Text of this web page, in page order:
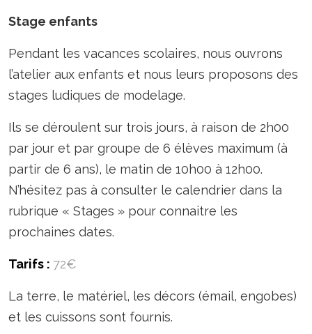
Stage enfants
Pendant les vacances scolaires, nous ouvrons
l’atelier aux enfants et nous leurs proposons des
stages ludiques de modelage.
Ils se déroulent sur trois jours, à raison de 2h00
par jour et par groupe de 6 élèves maximum (à
partir de 6 ans), le matin de 10h00 à 12h00.
N’hésitez pas à consulter le calendrier dans la
rubrique « Stages » pour connaitre les
prochaines dates.
Tarifs : 72€
La terre, le matériel, les décors (émail, engobes)
et les cuissons sont fournis.